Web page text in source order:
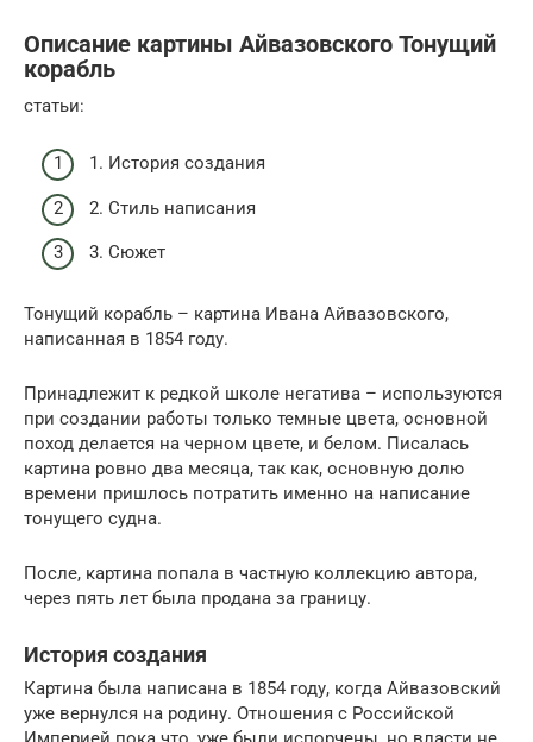
Описание картины Айвазовского Тонущий
корабль
статьи:
1. История создания
2. Стиль написания
3. Сюжет
Тонущий корабль – картина Ивана Айвазовского,
написанная в 1854 году.
Принадлежит к редкой школе негатива – используются
при создании работы только темные цвета, основной
поход делается на черном цвете, и белом. Писалась
картина ровно два месяца, так как, основную долю
времени пришлось потратить именно на написание
тонущего судна.
После, картина попала в частную коллекцию автора,
через пять лет была продана за границу.
История создания
Картина была написана в 1854 году, когда Айвазовский
уже вернулся на родину. Отношения с Российской